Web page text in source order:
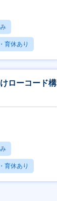
育休あり
ローコード構
育休あり